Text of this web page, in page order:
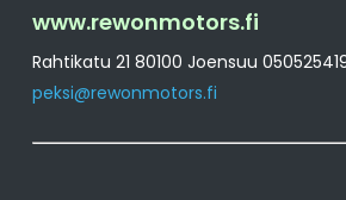
www.rewonmotors.fi
Rahtikatu 21 80100 Joensuu
peksi@rewonmotors.fi